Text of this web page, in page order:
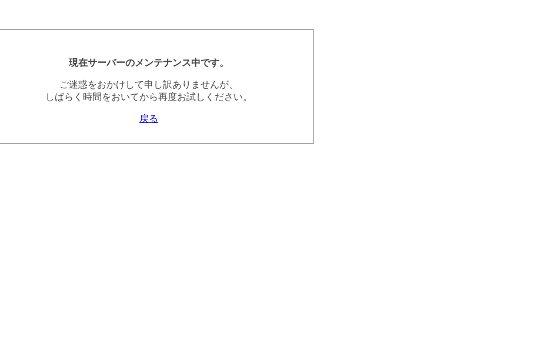
現在サーバーのメンテナンス中です。
ご迷惑をおかけして申し訳ありませんが、
しばらく時間をおいてから再度お試しください。
戻る